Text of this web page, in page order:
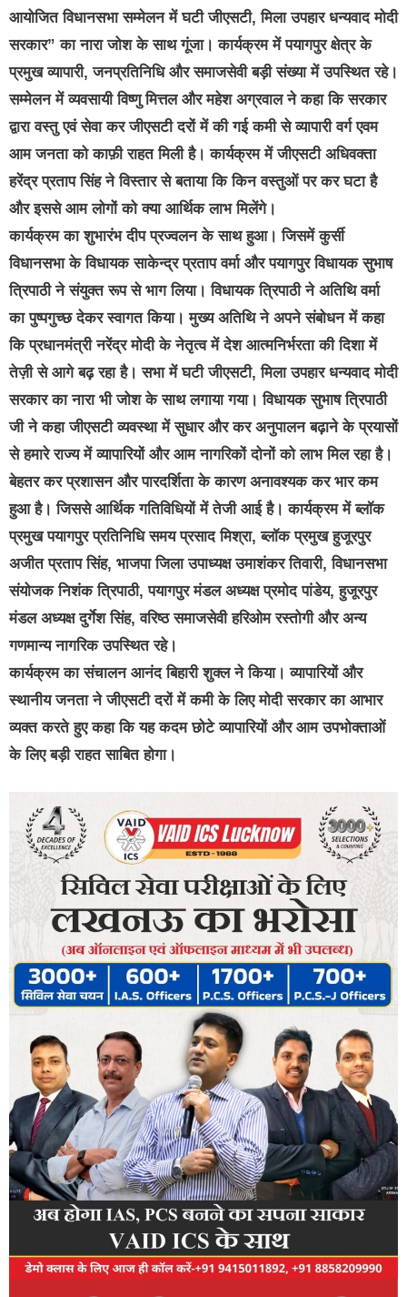
आयोजित विधानसभा सम्मेलन में घटी जीएसटी, मिला उपहार धन्यवाद मोदी
सरकार” का नारा जोश के साथ गूंजा। कार्यक्रम में पयागपुर क्षेत्र के
प्रमुख व्यापारी, जनप्रतिनिधि और समाजसेवी बड़ी संख्या में उपस्थित रहे।
सम्मेलन में व्यवसायी विष्णु मित्तल और महेश अग्रवाल ने कहा कि सरकार
द्वारा वस्तु एवं सेवा कर जीएसटी दरों में की गई कमी से व्यापारी वर्ग एवम
आम जनता को काफ़ी राहत मिली है। कार्यक्रम में जीएसटी अधिवक्ता
हरेंद्र प्रताप सिंह ने विस्तार से बताया कि किन वस्तुओं पर कर घटा है
और इससे आम लोगों को क्या आर्थिक लाभ मिलेंगे।
कार्यक्रम का शुभारंभ दीप प्रज्वलन के साथ हुआ। जिसमें कुर्सी
विधानसभा के विधायक साकेन्द्र प्रताप वर्मा और पयागपुर विधायक सुभाष
त्रिपाठी ने संयुक्त रूप से भाग लिया। विधायक त्रिपाठी ने अतिथि वर्मा
का पुष्पगुच्छ देकर स्वागत किया। मुख्य अतिथि ने अपने संबोधन में कहा
कि प्रधानमंत्री नरेंद्र मोदी के नेतृत्व में देश आत्मनिर्भरता की दिशा में
तेज़ी से आगे बढ़ रहा है। सभा में घटी जीएसटी, मिला उपहार धन्यवाद मोदी
सरकार का नारा भी जोश के साथ लगाया गया। विधायक सुभाष त्रिपाठी
जी ने कहा जीएसटी व्यवस्था में सुधार और कर अनुपालन बढ़ाने के प्रयासों
से हमारे राज्य में व्यापारियों और आम नागरिकों दोनों को लाभ मिल रहा है।
बेहतर कर प्रशासन और पारदर्शिता के कारण अनावश्यक कर भार कम
हुआ है। जिससे आर्थिक गतिविधियों में तेजी आई है। कार्यक्रम में ब्लॉक
प्रमुख पयागपुर प्रतिनिधि समय प्रसाद मिश्रा, ब्लॉक प्रमुख हुजूरपुर
अजीत प्रताप सिंह, भाजपा जिला उपाध्यक्ष उमाशंकर तिवारी, विधानसभा
संयोजक निशंक त्रिपाठी, पयागपुर मंडल अध्यक्ष प्रमोद पांडेय, हुजूरपुर
मंडल अध्यक्ष दुर्गेश सिंह, वरिष्ठ समाजसेवी हरिओम रस्तोगी और अन्य
गणमान्य नागरिक उपस्थित रहे।
कार्यक्रम का संचालन आनंद बिहारी शुक्ल ने किया। व्यापारियों और
स्थानीय जनता ने जीएसटी दरों में कमी के लिए मोदी सरकार का आभार
व्यक्त करते हुए कहा कि यह कदम छोटे व्यापारियों और आम उपभोक्ताओं
के लिए बड़ी राहत साबित होगा।